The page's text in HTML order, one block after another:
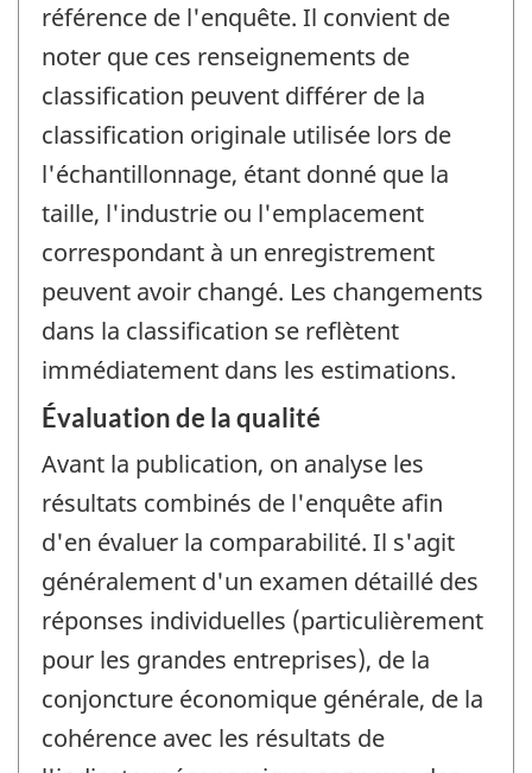
référence de l'enquête. Il convient de
noter que ces renseignements de
classification peuvent différer de la
classification originale utilisée lors de
l'échantillonnage, étant donné que la
taille, l'industrie ou l'emplacement
correspondant à un enregistrement
peuvent avoir changé. Les changements
dans la classification se reflètent
immédiatement dans les estimations.
Évaluation de la qualité
Avant la publication, on analyse les
résultats combinés de l'enquête afin
d'en évaluer la comparabilité. Il s'agit
généralement d'un examen détaillé des
réponses individuelles (particulièrement
pour les grandes entreprises), de la
conjoncture économique générale, de la
cohérence avec les résultats de